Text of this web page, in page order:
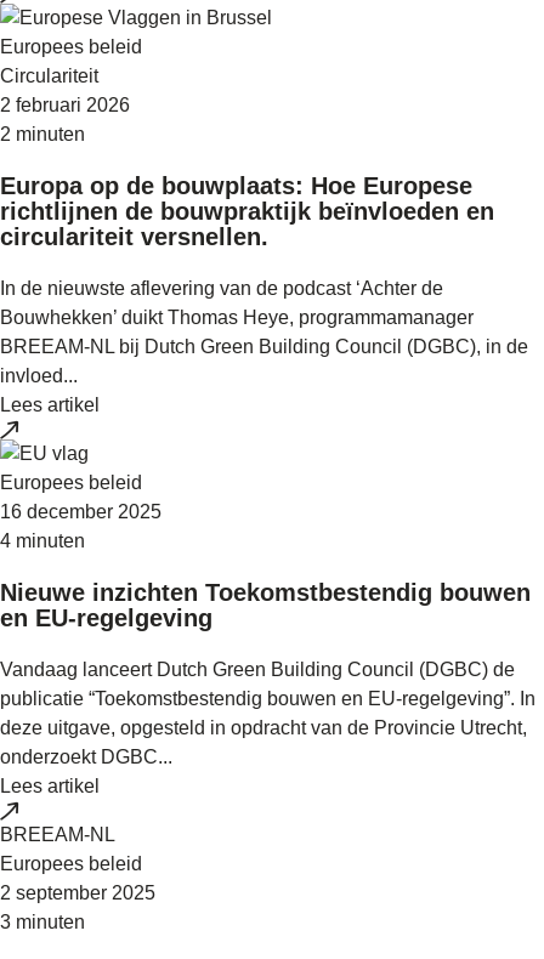
Europees beleid
Circulariteit
2 februari 2026
2 minuten
Europa op de bouwplaats: Hoe Europese
richtlijnen de bouwpraktijk beïnvloeden en
circulariteit versnellen.
In de nieuwste aflevering van de podcast ‘Achter de
Bouwhekken’ duikt Thomas Heye, programmamanager
BREEAM‑NL bij Dutch Green Building Council (DGBC), in de
invloed...
Lees artikel
Europees beleid
16 december 2025
4 minuten
Nieuwe inzichten Toekomstbestendig bouwen
en EU-regelgeving
Vandaag lanceert Dutch Green Building Council (DGBC) de
publicatie “Toekomstbestendig bouwen en EU-regelgeving”. In
deze uitgave, opgesteld in opdracht van de Provincie Utrecht,
onderzoekt DGBC...
Lees artikel
BREEAM-NL
Europees beleid
2 september 2025
3 minuten